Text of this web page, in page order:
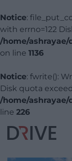
Notice:
with errno=122
/home/
on line 1136
Notice: fwrite():
Disk quota
/home/
line 226